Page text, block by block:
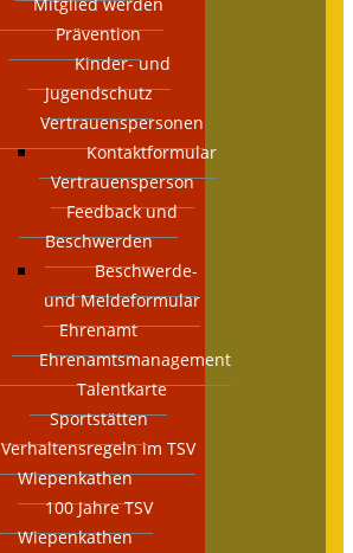
Prävention
Kinder- und
Jugendschutz
Vertrauenspersonen
Kontaktformular
Vertrauensperson
Feedback und
Beschwerden
Beschwerde-
und Meldeformular
Ehrenamt
Ehrenamtsmanagement
Talentkarte
Sportstätten
Verhaltensregeln im TSV
Wiepenkathen
100 Jahre TSV
Wiepenkathen